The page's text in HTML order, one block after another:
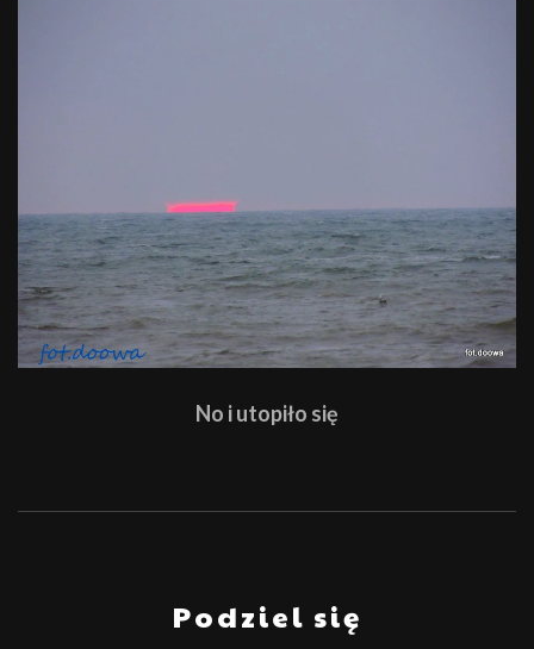
No i utopiło się
Podziel się